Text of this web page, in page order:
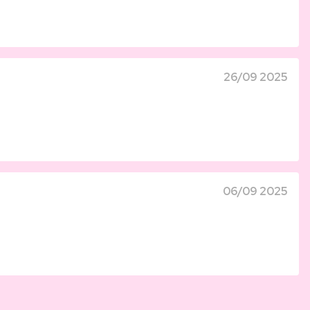
26/09 2025
06/09 2025